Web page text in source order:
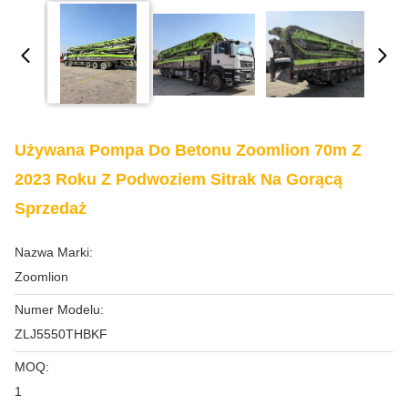
Używana Pompa Do Betonu Zoomlion 70m Z
2023 Roku Z Podwoziem Sitrak Na Gorącą
Sprzedaż
Nazwa Marki:
Zoomlion
Numer Modelu:
ZLJ5550THBKF
MOQ:
1